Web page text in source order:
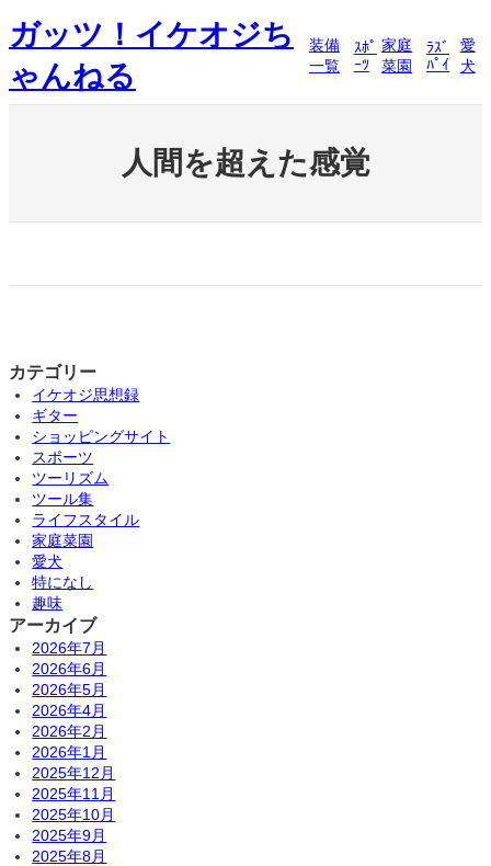
容
ス
キ
ガッツ！イケオジち
ゃんねる
装備
一覧
ｽﾎﾟ
ｰﾂ
家庭
菜園
ﾗｽﾞ
ﾊﾟｲ
愛
犬
人間を超えた感覚
カテゴリー
イケオジ思想録
ギター
ショッピングサイト
スポーツ
ツーリズム
ツール集
ライフスタイル
家庭菜園
愛犬
特になし
趣味
アーカイブ
2026年7月
2026年6月
2026年5月
2026年4月
2026年2月
2026年1月
2025年12月
2025年11月
2025年10月
2025年9月
2025年8月